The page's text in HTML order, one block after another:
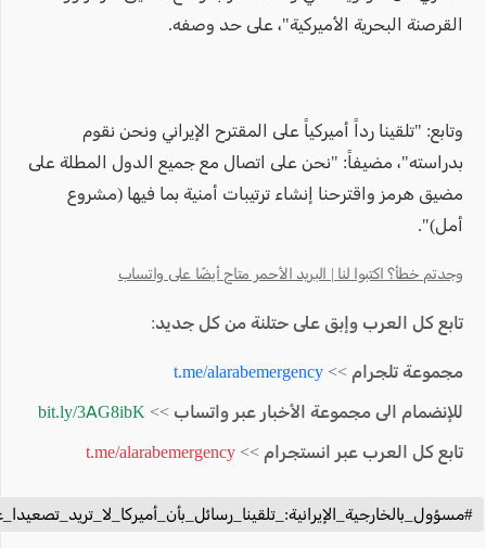
القرصنة البحرية الأميركية"، على حد وصفه.
وتابع: "تلقينا رداً أميركياً على المقترح الإيراني ونحن نقوم
بدراسته"، مضيفاً: "نحن على اتصال مع جميع الدول المطلة على
مضيق هرمز واقترحنا إنشاء ترتيبات أمنية بما فيها (مشروع
أمل)".
وجدتم خطأ؟ اكتبوا لنا | البريد الأحمر متاح أيضًا على واتساب
تابع كل العرب وإبق على حتلنة من كل جديد:
مجموعة تلجرام >> t.me/alarabemergency
للإنضمام الى مجموعة الأخبار عبر واتساب >> bit.ly/3AG8ibK
تابع كل العرب عبر انستجرام >> t.me/alarabemergency